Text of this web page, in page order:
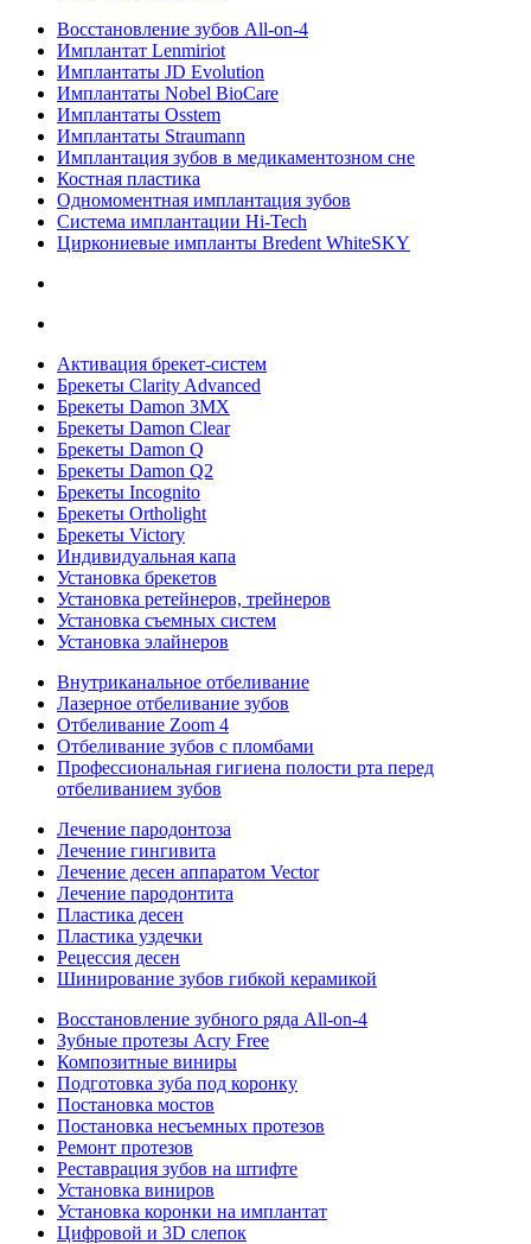
Восстановление зубов All‑on‑4
Имплантат Lenmiriot
Имплантаты JD Evolution
Имплантаты Nobel BioСare
Имплантаты Osstem
Имплантаты Straumann
Имплантация зубов в медикаментозном сне
Костная пластика
Одномоментная имплантация зубов
Система имплантации Hi-Tech
Циркониевые импланты Bredent WhiteSKY
Активация брекет-систем
Брекеты Clarity Advanced
Брекеты Damon 3MX
Брекеты Damon Clear
Брекеты Damon Q
Брекеты Damon Q2
Брекеты Incognito
Брекеты Ortholight
Брекеты Victory
Индивидуальная капа
Установка брекетов
Установка ретейнеров, трейнеров
Установка съемных систем
Установка элайнеров
Внутриканальное отбеливание
Лазерное отбеливание зубов
Отбеливание Zoom 4
Отбеливание зубов с пломбами
Профессиональная гигиена полости рта перед
отбеливанием зубов
Лечение пародонтоза
Лечение гингивита
Лечение десен аппаратом Vector
Лечение пародонтита
Пластика десен
Пластика уздечки
Рецессия десен
Шинирование зубов гибкой керамикой
Восстановление зубного ряда All‑on‑4
Зубные протезы Acry Free
Композитные виниры
Подготовка зуба под коронку
Постановка мостов
Постановка несъемных протезов
Ремонт протезов
Реставрация зубов на штифте
Установка виниров
Установка коронки на имплантат
Цифровой и 3D слепок